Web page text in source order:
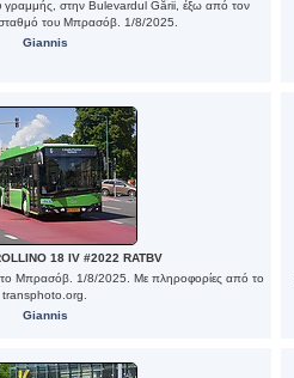
γραμμής, στην Bulevardul Gării, έξω από τον
του Μπρασόβ. 1/8/2025.
Giannis
18 IV #2022 RATBV
Μπρασόβ. 1/8/2025. Με πληροφορίες από το
transphoto.org.
Giannis